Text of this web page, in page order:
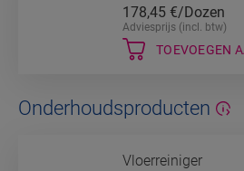
178,45 €/Dozen
Adviesprijs (incl. btw)
TOEVOEGEN
Onderhoudsproducten
Vloerreiniger